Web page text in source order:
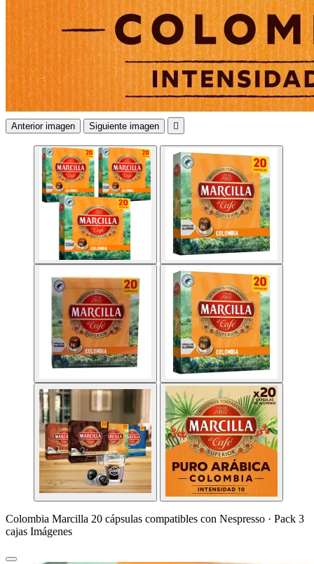
Anterior imagen Siguiente imagen 
Colombia Marcilla 20 cápsulas compatibles con Nespresso · Pack 3
cajas Imágenes